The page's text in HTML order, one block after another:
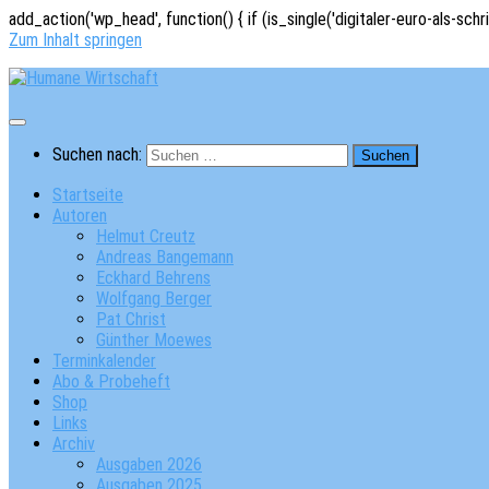
add_action('wp_head', function() { if (is_single('digitaler-euro-als-
Zum Inhalt springen
Suchen nach:
Startseite
Autoren
Helmut Creutz
Andreas Bangemann
Eckhard Behrens
Wolfgang Berger
Pat Christ
Günther Moewes
Terminkalender
Abo & Probeheft
Shop
Links
Archiv
Ausgaben 2026